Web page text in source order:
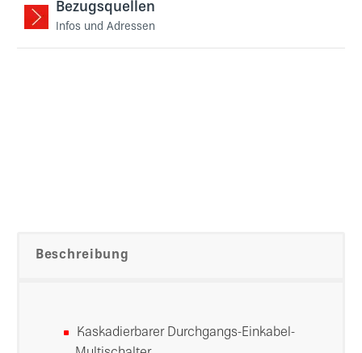
Bezugsquellen
Infos und Adressen
Beschreibung
Kaskadierbarer Durchgangs-Einkabel-